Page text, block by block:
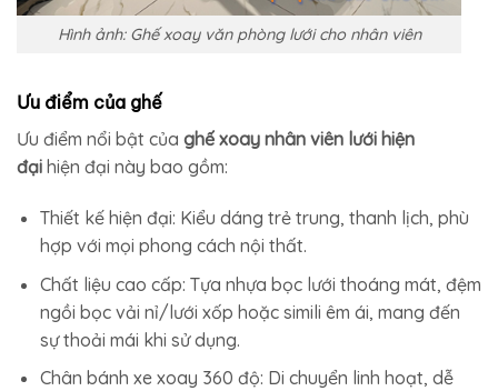
Hình ảnh: Ghế xoay văn phòng lưới cho nhân viên
Ưu điểm của ghế
Ưu điểm nổi bật của ghế xoay nhân viên lưới hiện
đại hiện đại này bao gồm:
Thiết kế hiện đại: Kiểu dáng trẻ trung, thanh lịch, phù
hợp với mọi phong cách nội thất.
Chất liệu cao cấp: Tựa nhựa bọc lưới thoáng mát, đệm
ngồi bọc vải nỉ/lưới xốp hoặc simili êm ái, mang đến
sự thoải mái khi sử dụng.
Chân bánh xe xoay 360 độ: Di chuyển linh hoạt, dễ